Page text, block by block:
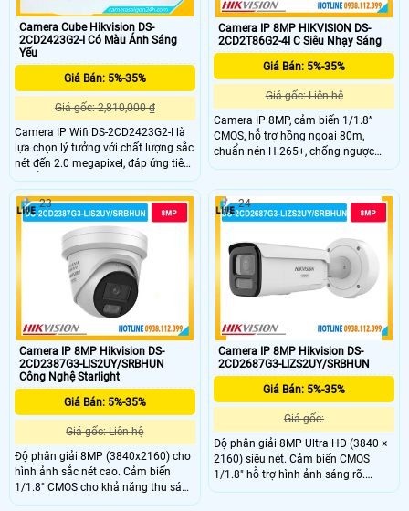
Camera Cube Hikvision DS-
2CD2423G2-I Có Màu Ánh Sáng
Yếu
Giá Bán: 5%-35%
Giá gốc: 2,810,000 ₫
Camera IP Wifi DS-2CD2423G2-I là
lựa chọn lý tưởng với chất lượng sắc
nét đến 2.0 megapixel, đáp ứng tiêu
chuẩn chất lượng. Với khả năng
xem được ban đêm thông qua hồng
ngoại 10m, thiết bị này sử dụng
công nghệ IP Wifi tiên tiến, không
giảm chất lượng truyền dẫn. DWDR
120db giúp chống ngược sáng,
mang lại hình ảnh rõ nét
Camera IP 8MP HIKVISION DS-
2CD2T86G2-4I C Siêu Nhạy Sáng
Giá Bán: 5%-35%
Giá gốc: Liên hệ
Camera IP 8MP, cảm biến 1/1.8”
CMOS, hỗ trợ hồng ngoại 80m,
chuẩn nén H.265+, chống ngược
sáng WDR 120dB, IP67.
Camera IP 8MP Hikvision DS-
2CD2387G3-LIS2UY/SRBHUN
Công Nghệ Starlight
Giá Bán: 5%-35%
Giá gốc: Liên hệ
Độ phân giải 8MP (3840x2160) cho
hình ảnh sắc nét cao. Cảm biến
1/1.8" CMOS cho khả năng thu sáng
vượt trội. Công nghệ ColorVu cho
23
Camera IP 8MP Hikvision DS-
2CD2687G3-LIZS2UY/SRBHUN
Giá Bán: 5%-35%
Giá gốc:
Độ phân giải 8MP Ultra HD (3840 ×
2160) siêu nét. Cảm biến CMOS
1/1.8" hỗ trợ hình ảnh sáng rõ.
ColorVu cho hình ảnh màu sắc 24/7
24